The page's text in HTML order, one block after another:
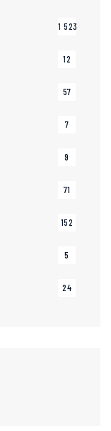
1 523
12
57
7
9
71
152
5
24